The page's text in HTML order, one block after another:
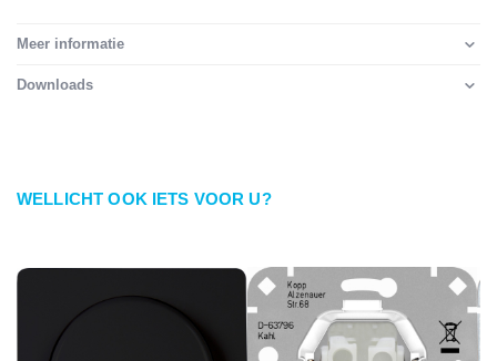
Meer informatie
Downloads
WELLICHT OOK IETS VOOR U?